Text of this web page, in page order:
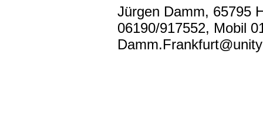
Jürgen Damm, 65795
06190/917552, Mobil